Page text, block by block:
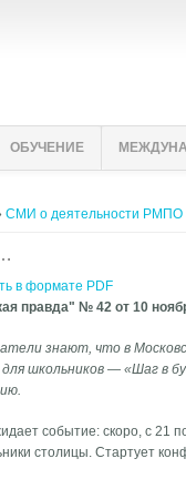
ОБУЧЕНИЕ
СМИ о деятельности РМПО
в формате PDF
правда" № 42 от 10
знают, что в
школьников — «Шаг в
событие: скоро, с
столицы. Стартует